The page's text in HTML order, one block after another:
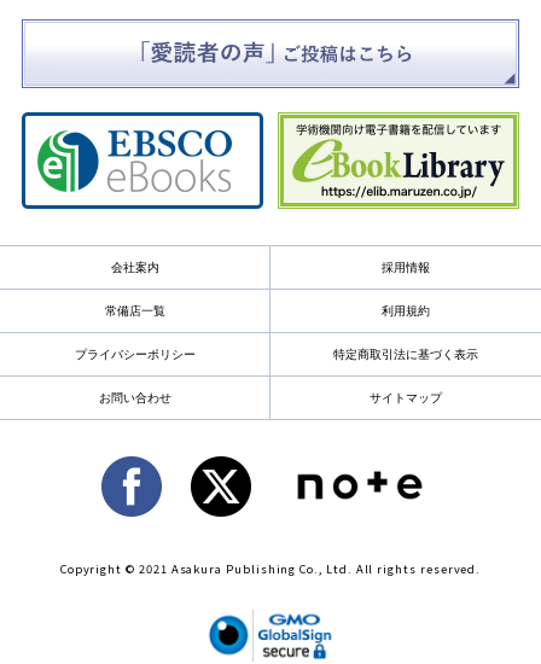
会社案内 採用情報
常備店一覧 利用規約
プライバシーポリシー 特定商取引法に基づく表示
お問い合わせ サイトマップ
Copyright © 2021 Asakura Publishing Co., Ltd. All rights reserved.